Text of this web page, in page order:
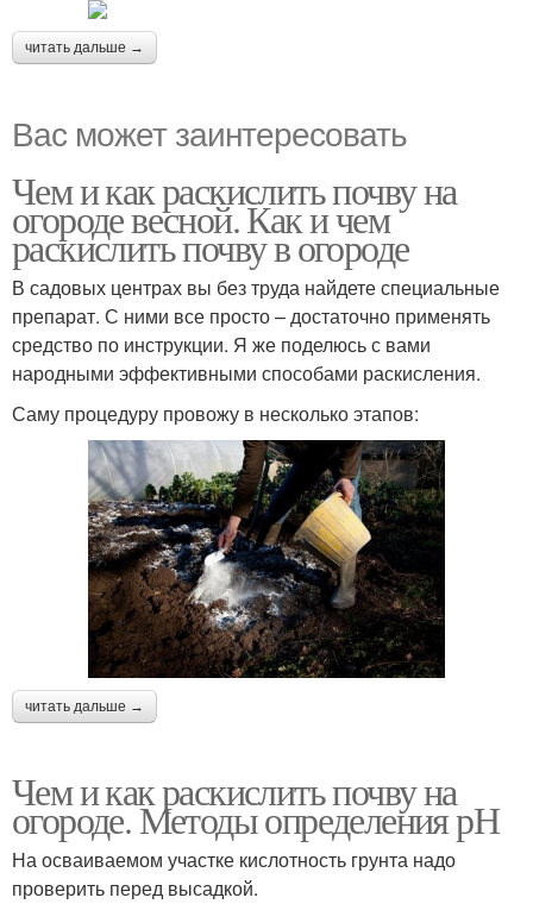
читать дальше →
Вас может заинтересовать
Чем и как раскислить почву на
огороде весной. Как и чем
раскислить почву в огороде
В садовых центрах вы без труда найдете специальные
препарат. С ними все просто – достаточно применять
средство по инструкции. Я же поделюсь с вами
народными эффективными способами раскисления.
Саму процедуру провожу в несколько этапов:
читать дальше →
Чем и как раскислить почву на
огороде. Методы определения рН
На осваиваемом участке кислотность грунта надо
проверить перед высадкой.